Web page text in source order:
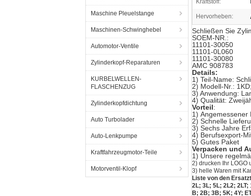
Maschine Pleuelstange
Maschinen-Schwinghebel
Automotor-Ventile
Zylinderkopf-Reparaturen
KURBELWELLEN-
FLASCHENZUG
Zylinderkopfdichtung
Auto Turbolader
Auto-Lenkpumpe
Kraftfahrzeugmotor-Teile
Motorventil-Klopf
Kraftstoff:
Hervorheben:
Schließen Sie
SOEM-NR.:
11101-30050
11101-0L060
11101-30080
AMC 908783
Details:
1) Teil-Name:
2) Modell-Nr.:
3) Anwendung:
4) Qualität:
Vorteil:
1) Angemessener
2) Schnelle
3) Sechs Jahre
4) Berufsexport-
5) Gutes Paket
Verpacken und
1) Unsere
2) drucken Ihr LOGO
3) helle Waren mit
Liste von den
2L; 3L; 5L; 2L2;
B; 2B; 3B; 5K; 4Y;